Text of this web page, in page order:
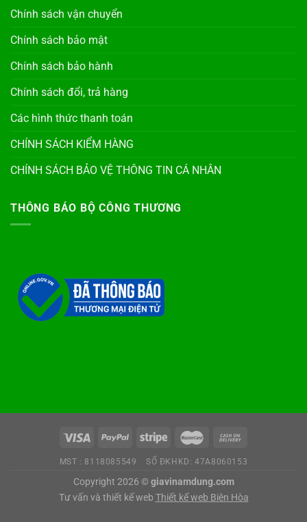
Chính sách vận chuyển
Chính sách bảo mật
Chính sách bảo hành
Chính sách đổi, trả hàng
Các hình thức thanh toán
CHÍNH SÁCH KIỂM HÀNG
CHÍNH SÁCH BẢO VỆ THÔNG TIN CÁ NHÂN
THÔNG BÁO BỘ CÔNG THƯƠNG
MST : 8118085549 SỐ ĐKHKD: 47A8060153
Copyright 2026 © giavinamdung.com
Tư vấn và thiết kế web Thiết kế web Biên Hòa